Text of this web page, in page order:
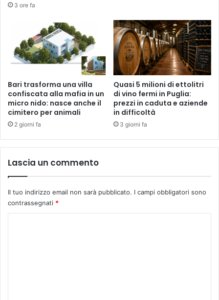
3 ore fa
Bari trasforma una villa
confiscata alla mafia in un
micro nido: nasce anche il
cimitero per animali
2 giorni fa
Quasi 5 milioni di ettolitri
di vino fermi in Puglia:
prezzi in caduta e aziende
in difficoltà
3 giorni fa
Lascia un commento
Il tuo indirizzo email non sarà pubblicato. I campi obbligatori sono
contrassegnati *